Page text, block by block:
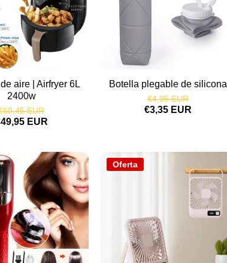
aire | Airfryer 6L
2400w
EUR
EUR
Botella plegable de silicona
€4,95 EUR
€3,35 EUR
Oferta